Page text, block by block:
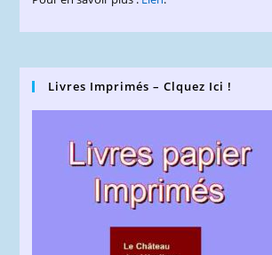
Livres Imprimés – Clquez Ici !